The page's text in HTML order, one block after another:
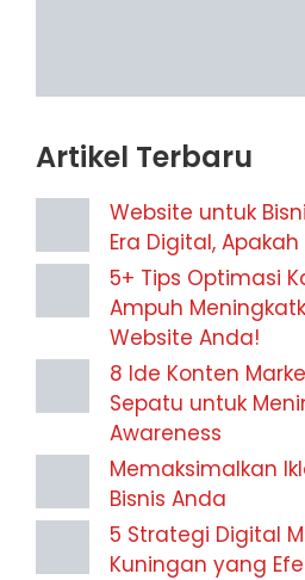
Artikel Terbaru
Website untuk
Era Digital,
5+ Tips Optimasi
Ampuh
Website Anda!
8 Ide Konten
Sepatu untuk
Awareness
Memaksimalkan
Bisnis Anda
5 Strategi Digital
Kuningan yang